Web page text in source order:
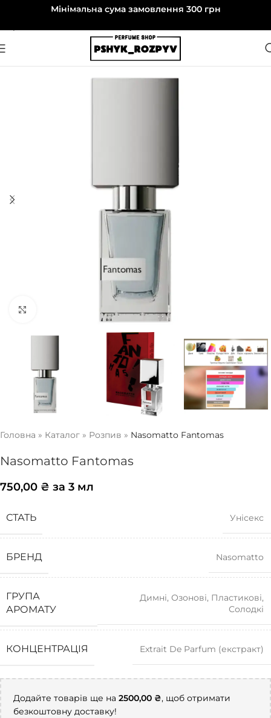
Перейти до навігаціїМінімальна сума замовлення 300 грн
Натисніть, щоб збільшити
Головна » Каталог » Розпив » Nasomatto Fantomas
Nasomatto Fantomas
750,00 ₴ за 3 мл
СТАТЬ Унісекс
БРЕНД Nasomatto
ГРУПА
АРОМАТУ
Димні, Озонові, Пластикові,
Солодкі
КОНЦЕНТРАЦІЯ Extrait De Parfum (екстракт)
Додайте товарів ще на 2500,00 ₴, щоб отримати
безкоштовну доставку!